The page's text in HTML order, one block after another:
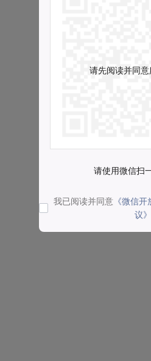
请先阅读并同
请使用微信扫
我已阅读并同意 《微信
议》